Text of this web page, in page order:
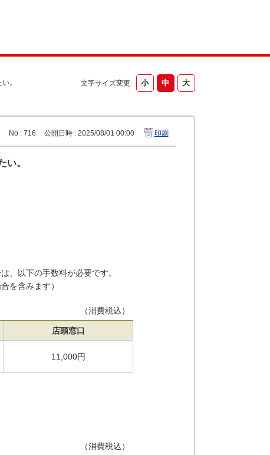
文字サイズ変更
。
No : 716 公開日時 : 2025/08/01 00:00 印刷
い。
、以下の手数料が必要です。
を含みます）
（消費税込）
店頭窓口
11,000円
（消費税込）